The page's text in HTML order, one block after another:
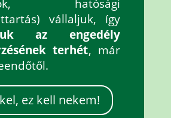
hatósági
vállaljuk, így
az engedély
terhét, már
ez kell nekem!